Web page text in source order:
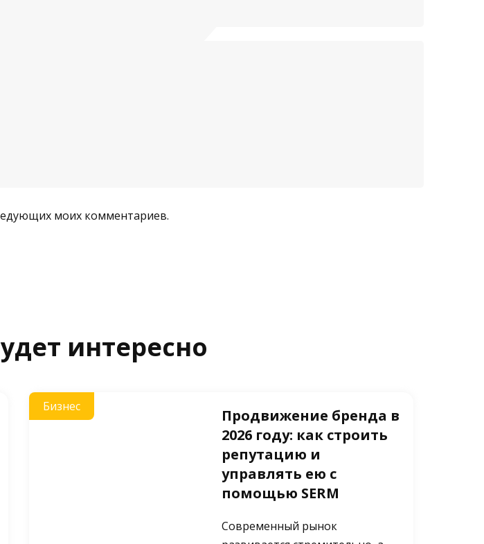
моих комментариев.
интересно
Бизнес
Продвижение бренда в
2026 году: как строить
репутацию и
управлять ею с
помощью SERM
Современный рынок